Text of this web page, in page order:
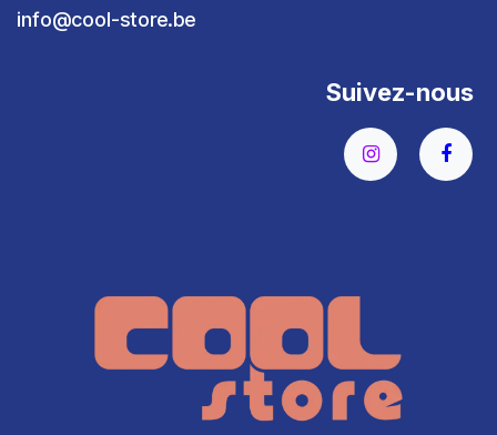
info@cool-store.be
Suivez-nous